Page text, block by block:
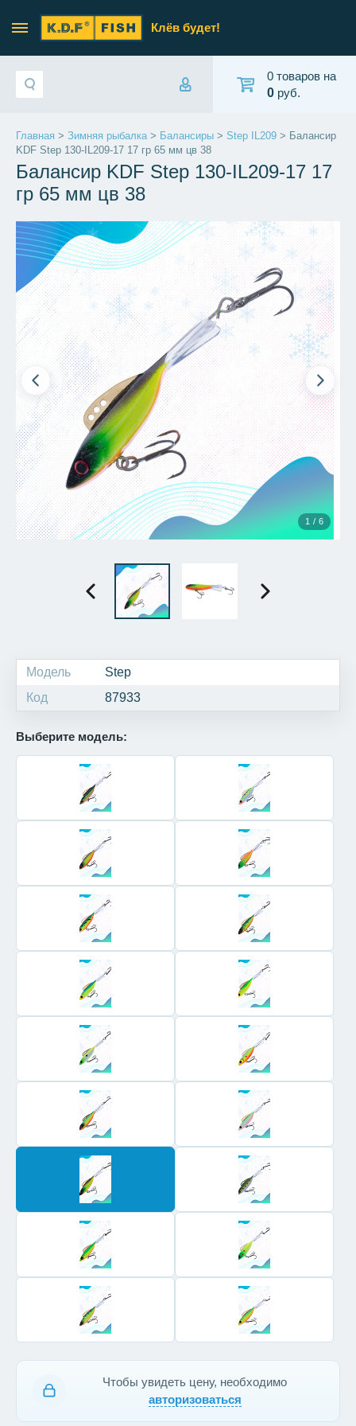
Клёв будет!
0 товаров на
0 руб.
Главная > Зимняя рыбалка> Балансиры > Step IL209 > Балансир
KDF Step 130-IL209-17 17 гр 65 мм цв 38
Балансир KDF Step 130-IL209-17 17
гр 65 мм цв 38
1 / 6
Модель
Step
Код
87933
Выберите модель:
Чтобы увидеть цену, необходимо
авторизоваться